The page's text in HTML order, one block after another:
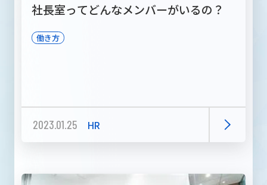
社長室ってどんなメンバーがいるの？
働き方
2023.01.25 HR